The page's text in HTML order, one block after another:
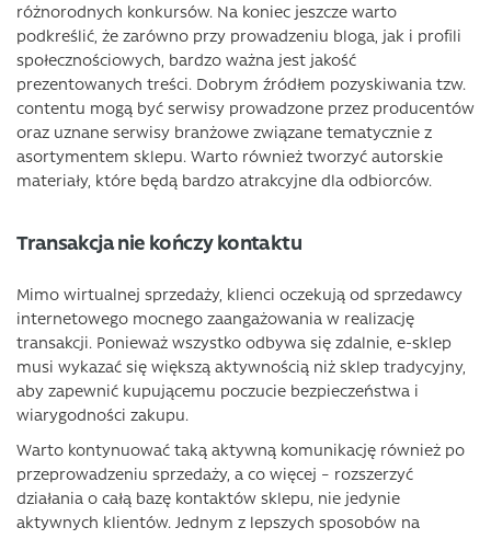
różnorodnych konkursów. Na koniec jeszcze warto
podkreślić, że zarówno przy prowadzeniu bloga, jak i profili
społecznościowych, bardzo ważna jest jakość
prezentowanych treści. Dobrym źródłem pozyskiwania tzw.
contentu mogą być serwisy prowadzone przez producentów
oraz uznane serwisy branżowe związane tematycznie z
asortymentem sklepu. Warto również tworzyć autorskie
materiały, które będą bardzo atrakcyjne dla odbiorców.
Transakcja nie kończy kontaktu
Mimo wirtualnej sprzedaży, klienci oczekują od sprzedawcy
internetowego mocnego zaangażowania w realizację
transakcji. Ponieważ wszystko odbywa się zdalnie, e-sklep
musi wykazać się większą aktywnością niż sklep tradycyjny,
aby zapewnić kupującemu poczucie bezpieczeństwa i
wiarygodności zakupu.
Warto kontynuować taką aktywną komunikację również po
przeprowadzeniu sprzedaży, a co więcej – rozszerzyć
działania o całą bazę kontaktów sklepu, nie jedynie
aktywnych klientów. Jednym z lepszych sposobów na